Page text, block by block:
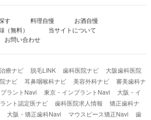
す 料理自慢
お酒自慢
（無料）
当サイトについて
お問い合わせ
療ナビ 脱毛LINK 歯科医院ナビ
大阪歯科医院
ナビ 耳鼻咽喉科ナビ 美容外科ナビ
審美歯科ナ
ラントNavi 東京・インプラントNavi
大阪・イ
ント認定医ナビ 歯科医院求人情報
矯正歯科ナ
大阪・矯正歯科Navi マウスピース矯正Navi
歯